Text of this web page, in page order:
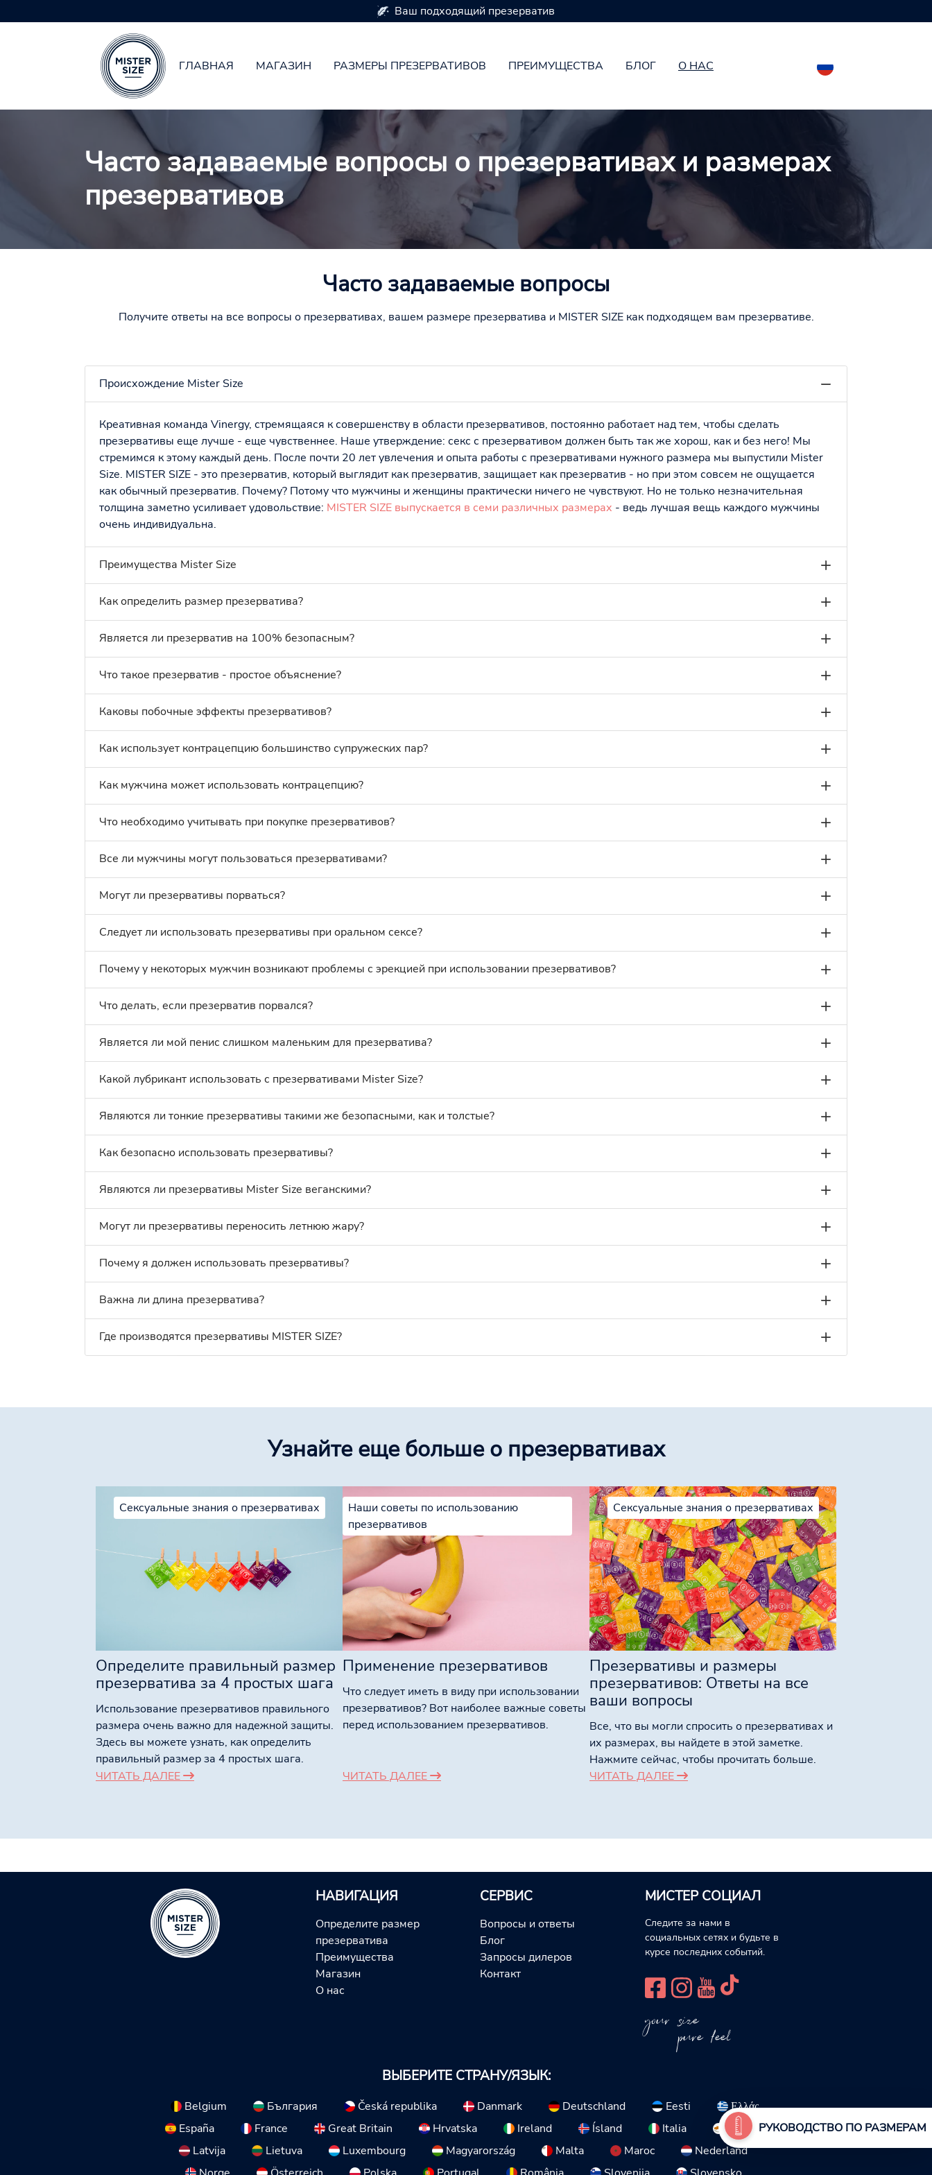
ГЛАВНАЯ МАГАЗИН РАЗМЕРЫ ПРЕЗЕРВАТИВОВ ПРЕИМУЩЕСТВА БЛОГ О НАС
Часто задаваемые вопросы о презервативах и размерах
презервативов
Часто задаваемые вопросы
Получите ответы на все вопросы о презервативах, вашем размере презерватива и MISTER SIZE как подходящем вам презервативе.
Происхождение Mister Size
Креативная команда Vinergy, стремящаяся к совершенству в области презервативов, постоянно работает над тем, чтобы сделать
презервативы еще лучше - еще чувственнее. Наше утверждение: секс с презервативом должен быть так же хорош, как и без него! Мы
стремимся к этому каждый день. После почти 20 лет увлечения и опыта работы с презервативами нужного размера мы выпустили Mister
Size. MISTER SIZE - это презерватив, который выглядит как презерватив, защищает как презерватив - но при этом совсем не ощущается
как обычный презерватив. Почему? Потому что мужчины и женщины практически ничего не чувствуют. Но не только незначительная
толщина заметно усиливает удовольствие: MISTER SIZE выпускается в семи различных размерах - ведь лучшая вещь каждого мужчины
очень индивидуальна.
Преимущества Mister Size
Как определить размер презерватива?
Является ли презерватив на 100% безопасным?
Что такое презерватив - простое объяснение?
Каковы побочные эффекты презервативов?
Как использует контрацепцию большинство супружеских пар?
Как мужчина может использовать контрацепцию?
Что необходимо учитывать при покупке презервативов?
Все ли мужчины могут пользоваться презервативами?
Могут ли презервативы порваться?
Следует ли использовать презервативы при оральном сексе?
Почему у некоторых мужчин возникают проблемы с эрекцией при использовании презервативов?
Что делать, если презерватив порвался?
Является ли мой пенис слишком маленьким для презерватива?
Какой лубрикант использовать с презервативами Mister Size?
Являются ли тонкие презервативы такими же безопасными, как и толстые?
Как безопасно использовать презервативы?
Являются ли презервативы Mister Size веганскими?
Могут ли презервативы переносить летнюю жару?
Почему я должен использовать презервативы?
Важна ли длина презерватива?
Где производятся презервативы MISTER SIZE?
Узнайте еще больше о презервативах
Сексуальные знания о презервативах
Определите правильный размер
презерватива за 4 простых шага
Использование презервативов правильного
размера очень важно для надежной защиты.
Здесь вы можете узнать, как определить
правильный размер за 4 простых шага.
ЧИТАТЬ ДАЛЕЕ
Наши советы по использованию
презервативов
Применение презервативов
Что следует иметь в виду при использовании
презервативов? Вот наиболее важные советы
перед использованием презервативов.
ЧИТАТЬ ДАЛЕЕ
Сексуальные знания о презервативах
Презервативы и размеры
презервативов: Ответы на все
ваши вопросы
Все, что вы могли спросить о презервативах и
их размерах, вы найдете в этой заметке.
Нажмите сейчас, чтобы прочитать больше.
ЧИТАТЬ ДАЛЕЕ
НАВИГАЦИЯ
Определите размер
презерватива
Преимущества
Магазин
О нас
СЕРВИС
Вопросы и ответы
Блог
Запросы дилеров
Контакт
МИСТЕР СОЦИАЛ
Следите за нами в
социальных сетях и будьте в
курсе последних событий.
your size
pure feel
ВЫБЕРИТЕ СТРАНУ/ЯЗЫК:
Belgium България Česká republika Danmark Deutschland Eesti
Ελλάς
España
France Great Britain Hrvatska Ireland Ísland Italia
Κύπρος
Latvija
Lietuva Luxembourg Magyarország Malta Maroc
Nederland
РУКОВОДСТВО ПО РАЗМЕРАМ